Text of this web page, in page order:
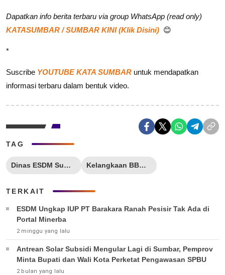
Dapatkan info berita terbaru via group WhatsApp (read only)
KATASUMBAR / SUMBAR KINI (Klik Disini) 😊
*
Suscribe YOUTUBE KATA SUMBAR untuk mendapatkan
informasi terbaru dalam bentuk video.
TAG
Dinas ESDM Sumbar Kelangkaan BBM di Sumbar
TERKAIT
ESDM Ungkap IUP PT Barakara Ranah Pesisir Tak Ada di
Portal Minerba
2 minggu yang lalu
Antrean Solar Subsidi Mengular Lagi di Sumbar, Pemprov
Minta Bupati dan Wali Kota Perketat Pengawasan SPBU
2 bulan yang lalu